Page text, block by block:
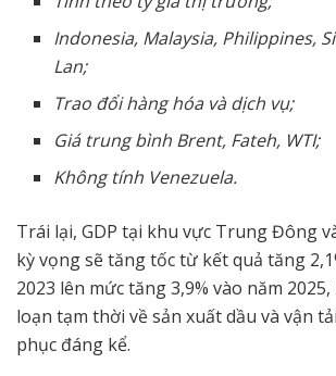
Indonesia, Malaysia, Philippines,
Lan;
Trao đổi hàng hóa và dịch vụ;
Giá trung bình Brent, Fateh, WTI;
Không tính Venezuela.
Trái lại, GDP tại khu vực Trung Đông
kỳ vọng sẽ tăng tốc từ kết quả tăng
2023 lên mức tăng 3,9% vào năm
loạn tạm thời về sản xuất dầu và vận
phục đáng kể.